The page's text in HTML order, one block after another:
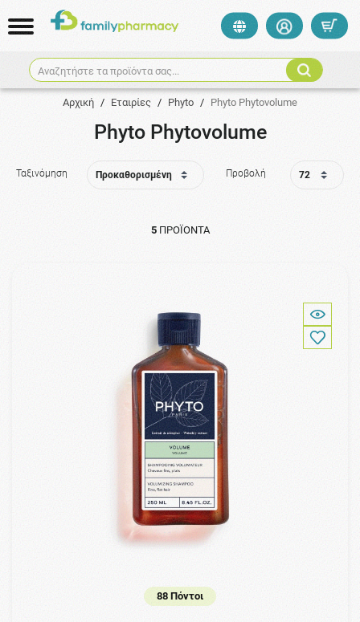
Αναζητήστε τα προϊόντα σας...
Αρχική / Εταιρίες / Phyto / Phyto Phytovolume
Phyto Phytovolume
Ταξινόμηση Προβολή
5ΠΡΟΪΌΝΤΑ
88 Πόντοι